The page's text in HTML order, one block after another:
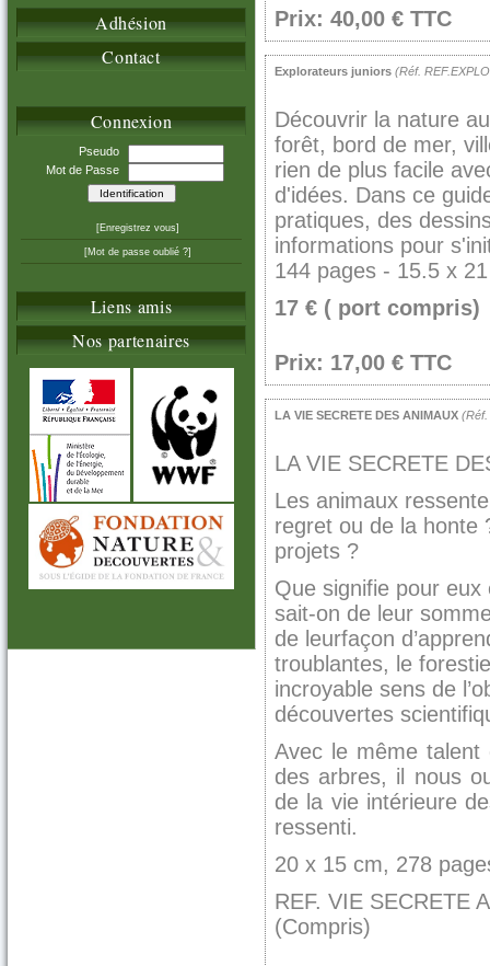
Adhésion
Contact
Connexion
Pseudo
Mot de Passe
[Enregistrez vous]
[Mot de passe oublié ?]
Liens amis
Nos partenaires
Prix: 40,00 € TTC
Explorateurs juniors (Réf.
Découvrir la nature
forêt, bord de mer,
rien de plus facile
d'idées. Dans ce
pratiques, des
informations pour
144 pages - 15.5 x
17 € ( port compris)
Prix: 17,00 € TTC
LA VIE SECRETE DES ANIMAUX (Réf.
LA VIE SECRETE
Les animaux
regret ou de la honte
projets ?
Que signifie pour
sait-on de leur
de leurfaçon
troublantes, le
incroyable sens de
découvertes
Avec le même
des arbres, il nous
de la vie intérieure
ressenti.
20 x 15 cm, 278
REF. VIE SECRETE
(Compris)